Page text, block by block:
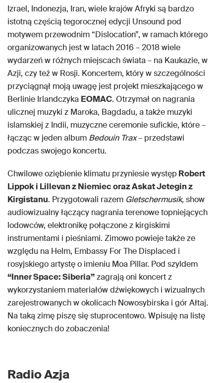
Izrael, Indonezja, Iran, wiele krajów Afryki są bardzo
istotną częścią tegorocznej edycji Unsound pod
motywem przewodnim “Dislocation”, w ramach którego
organizowanych jest w latach 2016 – 2018 wiele
wydarzeń w różnych miejscach świata – na Kaukazie, w
Azji, czy też w Rosji. Koncertem, który w szczególności
przyciągnął moją uwagę jest projekt mieszkającego w
Berlinie Irlandczyka EOMAC. Otrzymał on nagrania
ulicznej muzyki z Maroka, Bagdadu, a także muzyki
islamskiej z Indii, muzyczne ceremonie sufickie, które –
łącząc w jeden album Bedouin Trax– przedstawi
podczas swojego koncertu.
Chwilowe oziębienie klimatu przyniesie występRobert
Lippok i Lillevan z Niemiec oraz Askat Jetegin z
Kirgistanu. Przygotowali razem Gletschermusik, show
audiowizualny łączący nagrania terenowe topniejących
lodowców, elektronikę połączone z kirgiskimi
instrumentami i pieśniami. Zimowo powieje także ze
względu na Helm, Embassy For The Displaced i
rosyjskiego artystę o imieniu Moa Pillar. Pod szyldem
“Inner Space: Siberia”zagrają oni koncert z
wykorzystaniem materiałów dźwiękowych i wizualnych
zarejestrowanych w okolicach Nowosybirska i gór Ałtaj.
Na taką zimę piszę się stuprocentowo. Wpisuję na listę
koniecznych do zobaczenia!
Radio Azja